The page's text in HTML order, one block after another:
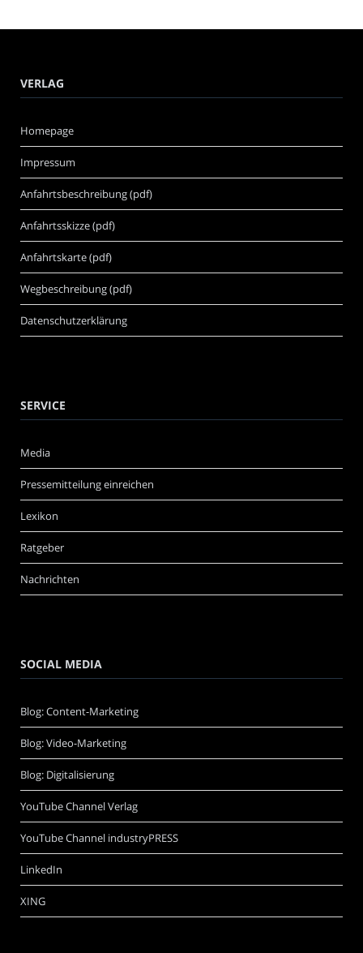
VERLAG
Homepage
Impressum
Anfahrtsbeschreibung (pdf)
Anfahrtsskizze (pdf)
Anfahrtskarte (pdf)
Wegbeschreibung (pdf)
Datenschutzerklärung
SERVICE
Media
Pressemitteilung einreichen
Lexikon
Ratgeber
Nachrichten
SOCIAL MEDIA
Blog: Content-Marketing
Blog: Video-Marketing
Blog: Digitalisierung
YouTube Channel Verlag
YouTube Channel industryPRESS
LinkedIn
XING